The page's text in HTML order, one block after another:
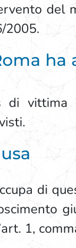
2005.
di
di
1,